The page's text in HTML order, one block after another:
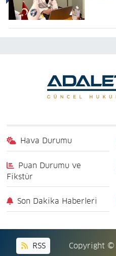
Hava Durumu
Puan Durumu ve
Fikstür
Son Dakika Haberleri
RSS Copyright ©